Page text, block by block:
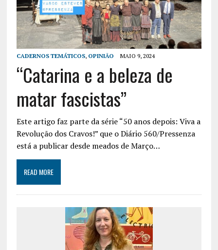
CADERNOS TEMÁTICOS, OPINIÃO MAIO 9, 2024
“Catarina e a beleza de
matar fascistas”
Este artigo faz parte da série “50 anos depois: Viva a
Revolução dos Cravos!” que o Diário 560/Pressenza
está a publicar desde meados de Março…
READ MORE